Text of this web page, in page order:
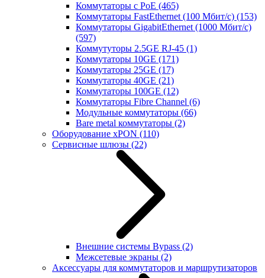
Коммутаторы с PoE (465)
Коммутаторы FastEthernet (100 Мбит/с) (153)
Коммутаторы GigabitEthernet (1000 Мбит/с)
(597)
Коммутуторы 2.5GE RJ-45 (1)
Коммутаторы 10GE (171)
Коммутаторы 25GE (17)
Коммутаторы 40GE (21)
Коммутаторы 100GE (12)
Коммутаторы Fibre Channel (6)
Модульные коммутаторы (66)
Bare metal коммутаторы (2)
Оборудование xPON (110)
Сервисные шлюзы (22)
Внешние системы Bypass (2)
Межсетевые экраны (2)
Аксессуары для коммутаторов и маршрутизаторов